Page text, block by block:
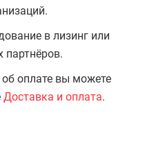
в лизинг или
партнёров.
оплате вы можете
Доставка и оплата.